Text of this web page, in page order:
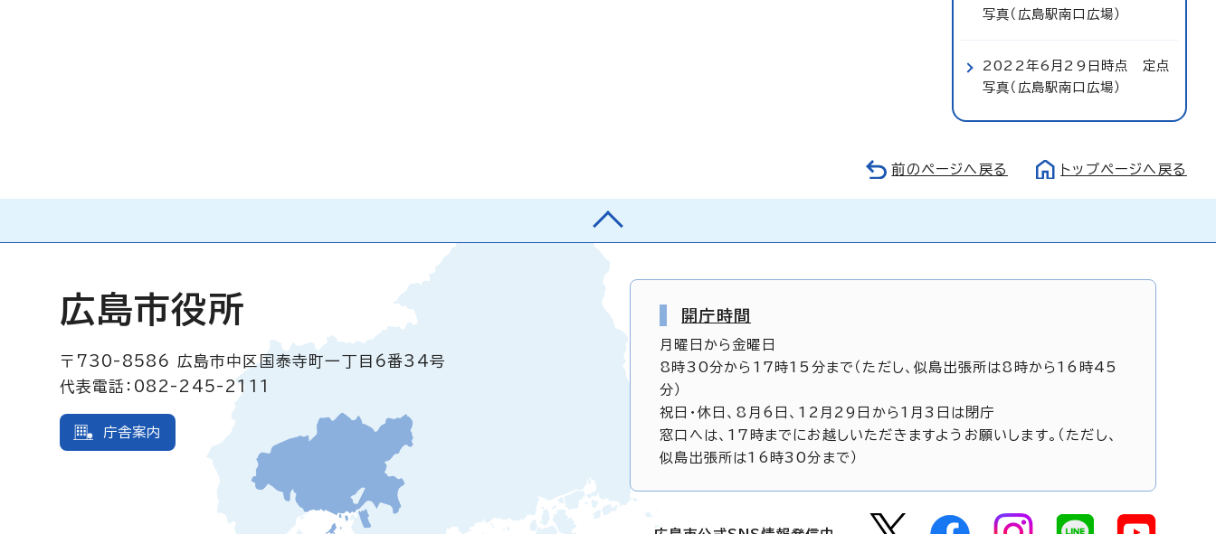
写真（広島駅南口広場）
2022年6月29日時点 定点
写真（広島駅南口広場）
前のページへ戻る トップページへ戻る
広島市役所
〒730-8586
広島市中区国泰寺町一丁目6番34号
代表電話：082-245-2111
庁舎案内
開庁時間
月曜日から金曜日
8時30分から17時15分まで（ただし、似島出張所は8時から16時45
分）
祝日・休日、8月6日、12月29日から1月3日は閉庁
窓口へは、17時までにお越しいただきますようお願いします。（ただし、
似島出張所は16時30分まで）